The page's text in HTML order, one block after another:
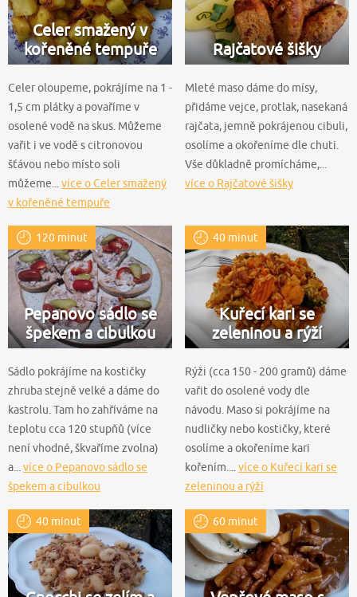
Celer smažený v
kořeněné tempuře
Celer oloupeme, pokrájíme na 1 -
1,5 cm plátky a povaříme v
osolené vodě na skus. Můžeme
vařit i ve vodě s citronovou
šťávou nebo místo soli
můžeme... více o Celer smažený
v kořeněné tempuře
Rajčatové šišky
Mleté maso dáme do mísy,
přidáme vejce, protlak, nasekaná
rajčata, jemně pokrájenou cibuli,
osolíme a okořeníme dle chuti.
Vše důkladně promícháme,...
více o Rajčatové šišky
120 minut
Pepanovo sádlo se
špekem a cibulkou
Sádlo pokrájíme na kostičky
zhruba stejně velké a dáme do
kastrolu. Tam ho zahříváme na
teplotu cca 120 stupňů (více
není vhodné, škvaříme zvolna)
a... více o Pepanovo sádlo se
špekem a cibulkou
40 minut
Kuřecí kari se
zeleninou a rýží
Rýži (cca 150 - 200 gramů) dáme
vařit do osolené vody dle
návodu. Maso si pokrájíme na
nudličky nebo kostičky, které
osolíme a okořeníme kari
kořením.... více o Kuřecí kari se
zeleninou a rýží
40 minut 60 minut